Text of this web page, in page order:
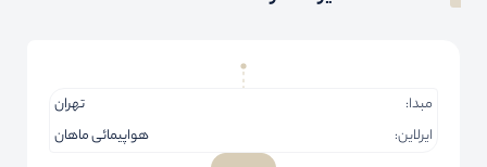
مبدا:
تهران
ایرلاین:
هواپیمائی ماهان